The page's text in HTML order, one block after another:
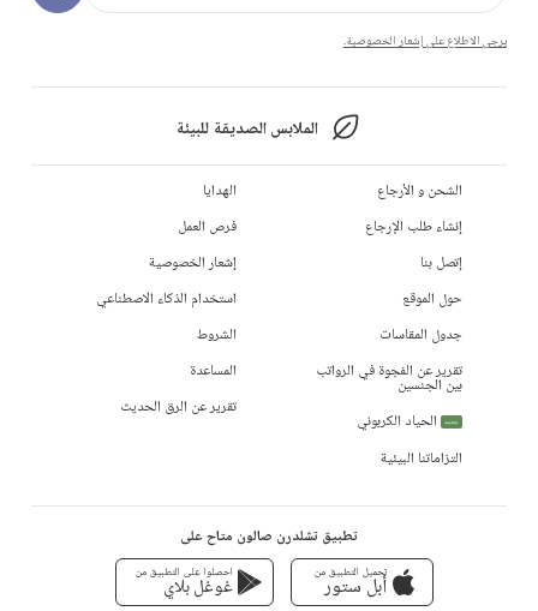
يرجى الاطلاع على إشعار الخصوصية.
الملابس الصديقة للبيئة
الشحن و الأرجاع
إنشاء طلب الإرجاع
إتصل بنا
حول الموقع
جدول المقاسات
تقرير عن الفجوة في الرواتب
بين الجنسين
جديد
الحياد الكربوني
التزاماتنا البيئية
الهدايا
فرص العمل
إشعار الخصوصية
استخدام الذكاء الاصطناعي
الشروط
المساعدة
تقرير عن الرق الحديث
تطبيق تشلدرن صالون متاح على
تحميل التطبيق من
أبل ستور
احصلوا على التطبيق من
غوغل بلاي